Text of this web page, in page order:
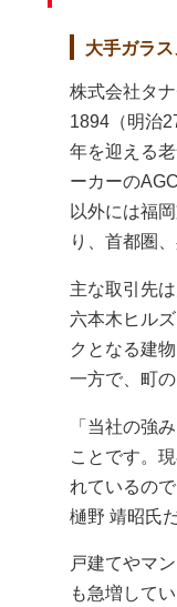
大手ガラ
株式会社タ
1894（明治
年を迎える
ーカーの
以外には福
り、首都圏
主な取引先
六本木ヒル
クとなる建
一方で、町
「当社の強
ことです。
れているの
樋野 靖昭氏だ
戸建てやマ
も急増して